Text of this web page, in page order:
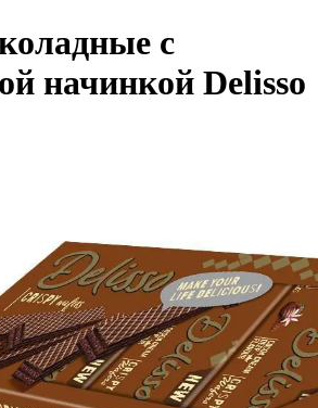
с
начинкой Delisso